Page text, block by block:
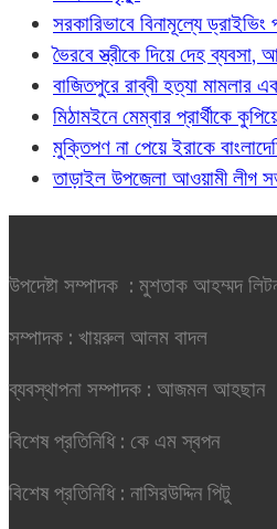
সরকারিভাবে বিনামূল্যে ড্রাইভিং
ভৈরবে স্ত্রীকে দিয়ে দেহ
বাজিতপুরে রাব্বী হত্যা মামলার
মিঠামইনে মেম্বার প্রার্থীকে
মুক্তিপণ না পেয়ে ইরাকে
তাড়াইল উপজেলা আওয়ামী লীগ
উপদেষ্টা সম্পাদক : মুশতাক আহম্মদ
সম্পাদক : খায়রুল আলম বাদল
ব্যবস্থাপনা সম্পাদক : আজমল আহছান
বিশেষ প্রতিনিধি : কে এম স্বপন
বিশেষ প্রতিনিধি : নাসিরউদ্দিন পিটু